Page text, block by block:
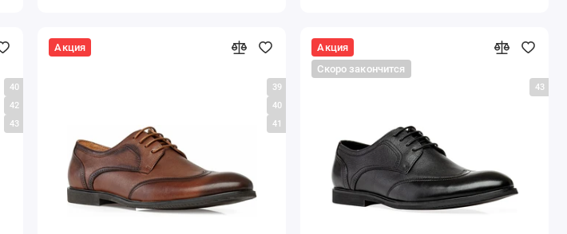
40
42
43
Акция
39
40
41
Акция
Скоро закончится
43